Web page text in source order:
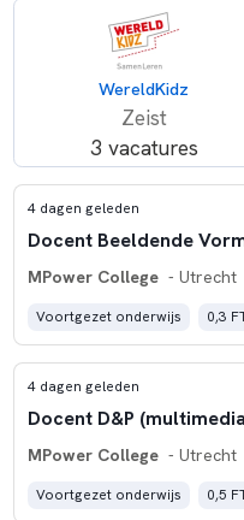
WereldKidz
Zeist
3 vacatures
4 dagen geleden
Docent Beeldende
MPower College - Utrecht
Voortgezet onderwijs 0,3
4 dagen geleden
MPower College - Utrecht
Voortgezet onderwijs 0,5